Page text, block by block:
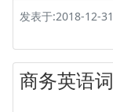
发表于:2018-12-
商务英语